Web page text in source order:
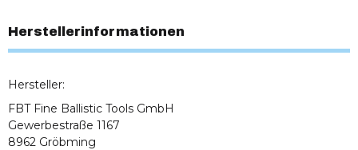
Herstellerinformationen
Hersteller:
FBT Fine Ballistic Tools GmbH
Gewerbestraße 1167
8962 Gröbming